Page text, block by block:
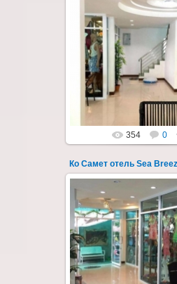
01.08.2022
Экскурсия на остров
ночевкой в отеле "Sea
Пхай -
Запове...
Thai-
354 0
01.08.2022
Экскурсия на остров
ночевкой в отеле "Sea
Пхай -
Запове...
Thai-